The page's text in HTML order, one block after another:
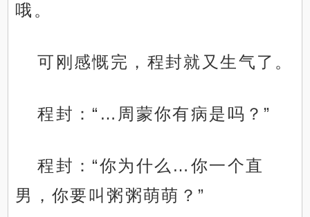
哦。
可刚感慨完，程封就又生气了。
程封：“…周蒙你有病是吗？”
程封：“你为什么…你一个直
男，你要叫粥粥萌萌？”